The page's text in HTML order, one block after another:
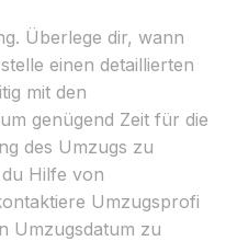
Überlege dir, wann
einen detaillierten
mit den
genügend Zeit für die
des Umzugs zu
Hilfe von
Umzugsprofi
Umzugsdatum zu